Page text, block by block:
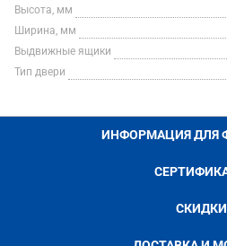
Высота, мм
Ширина, мм
Выдвижные ящики
Тип двери
ИНФОРМАЦИЯ ДЛЯ
СКИДКИ